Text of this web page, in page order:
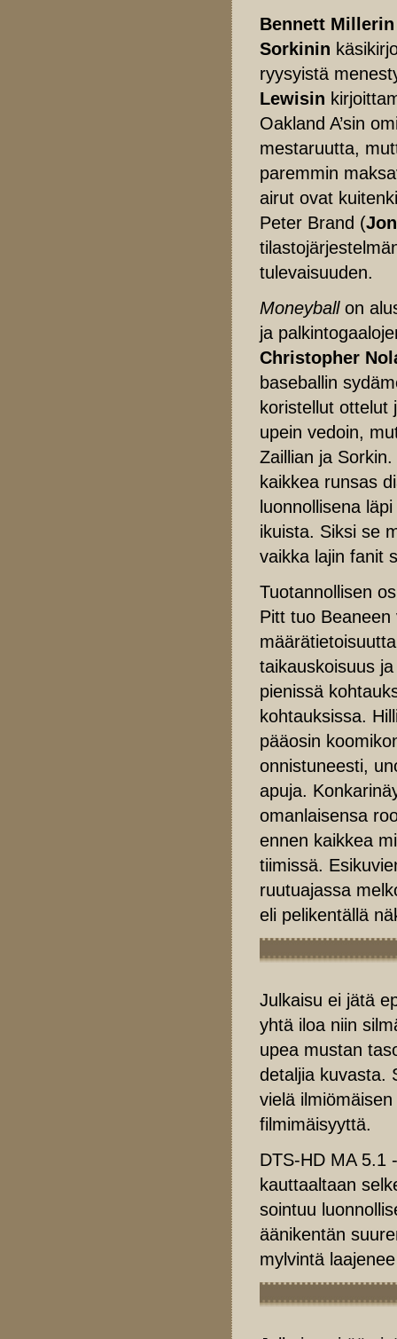
Bennett Millerin
Sorkinin
ryysyistä
Lewisin
Oakland A’sin
mestaruutta,
paremmin
airut ovat
Peter Brand (
tulevaisuuden.
Moneyballon
ja
Christopher
baseballin
koristellut ottelut
upein vedoin,
Zaillian ja
kaikkea runsas
luonnollisena
ikuista. Siksi se
vaikka lajin fanit
Tuotannollisen
Pitt tuo
taikauskoisuus
pienissä
kohtauksissa.
pääosin
onnistuneesti,
apuja.
omanlaisensa
ennen kaikkea
tiimissä.
ruutuajassa
eli pelikentällä
Julkaisu ei jätä
yhtä iloa niin
upea mustan
detaljia kuvasta.
vielä
filmimäisyyttä.
DTS-HD MA 5.1
kauttaaltaan
sointuu
äänikentän
mylvintä